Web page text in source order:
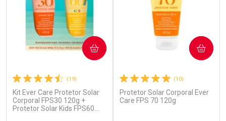
(19)
Kit Ever Care Protetor Solar
Corporal FPS30 120g +
Protetor Solar Kids FPS60
COMPRAR
(10)
Protetor Solar Corporal Ever
Care FPS 70 120g
COMPRAR